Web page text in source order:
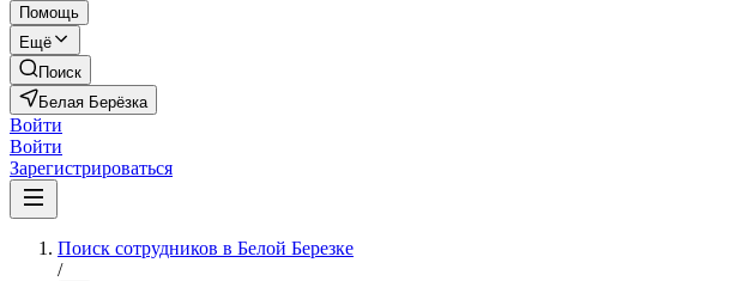
Помощь
Ещё
Поиск
Белая Берёзка
Войти
Войти
Зарегистрироваться
Поиск сотрудников в Белой Березке
/